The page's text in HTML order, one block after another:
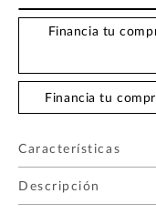
Financia tu
Financia tu
Características
Descripción